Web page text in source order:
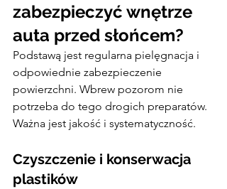
zabezpieczyć wnętrze
auta przed słońcem?
Podstawą jest regularna pielęgnacja i
odpowiednie zabezpieczenie
powierzchni. Wbrew pozorom nie
potrzeba do tego drogich preparatów.
Ważna jest jakość i systematyczność.
Czyszczenie i konserwacja
plastików